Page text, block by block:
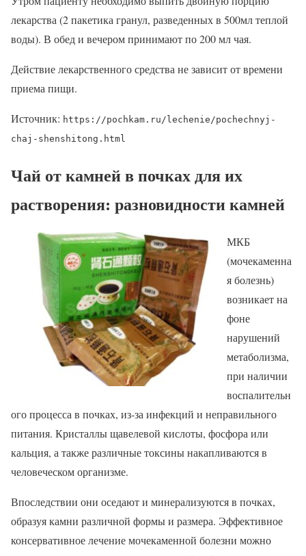
лекарства (2 пакетика гранул, разведенных в 500мл теплой
воды). В обед и вечером принимают по 200 мл чая.
Действие лекарственного средства не зависит от времени
приема пищи.
Источник: https://pochkam.ru/lechenie/pochechnyj-
chaj-shenshitong.html
Чай от камней в почках для их
растворения: разновидности камней
МКБ
(мочекаменна
я болезнь)
возникает на
фоне
нарушений
метаболизма,
при наличии
воспалительн
ого процесса в почках, из-за инфекций и неправильного
питания. Кристаллы щавелевой кислоты, фосфора или
кальция, а также различные токсины накапливаются в
человеческом организме.
Впоследствии они оседают и минерализуются в почках,
образуя камни различной формы и размера. Эффективное
консервативное лечение мочекаменной болезни можно